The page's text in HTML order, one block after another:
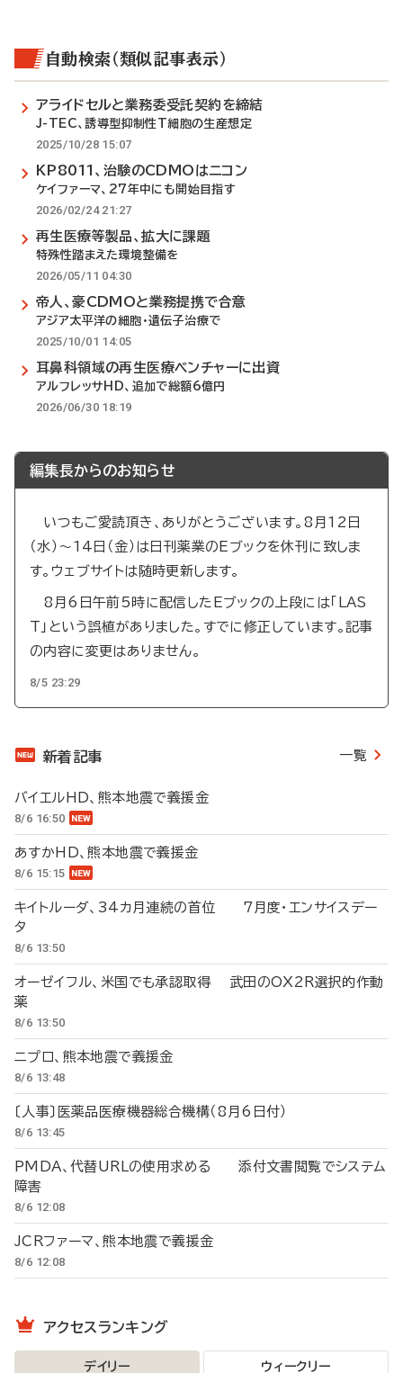
自動検索（類似記事表示）
アライドセルと業務委受託契約を締結
J-TEC、誘導型抑制性T細胞の生産想定
2025/10/28 15:07
KP8011、治験のCDMOはニコン
ケイファーマ、27年中にも開始目指す
2026/02/24 21:27
再生医療等製品、拡大に課題
特殊性踏まえた環境整備を
2026/05/11 04:30
帝人、豪CDMOと業務提携で合意
アジア太平洋の細胞・遺伝子治療で
2025/10/01 14:05
耳鼻科領域の再生医療ベンチャーに出資
アルフレッサHD、追加で総額6億円
2026/06/30 18:19
編集長からのお知らせ
いつもご愛読頂き、ありがとうございます。8月12日
（水）～14日（金）は日刊薬業のEブックを休刊に致しま
す。ウェブサイトは随時更新します。
8月6日午前5時に配信したEブックの上段には「LAS
T」という誤植がありました。すでに修正しています。記事
の内容に変更はありません。
8/5 23:29
新着記事 一覧
バイエルHD、熊本地震で義援金
8/6 16:50
あすかHD、熊本地震で義援金
8/6 15:15
キイトルーダ、34カ月連続の首位 7月度・エンサイスデー
タ
8/6 13:50
オーゼイフル、米国でも承認取得 武田のOX2R選択的作動
薬
8/6 13:50
ニプロ、熊本地震で義援金
8/6 13:48
〔人事〕医薬品医療機器総合機構（8月6日付）
8/6 13:45
PMDA、代替URLの使用求める 添付文書閲覧でシステム
障害
8/6 12:08
JCRファーマ、熊本地震で義援金
8/6 12:08
アクセスランキング
デイリー ウィークリー